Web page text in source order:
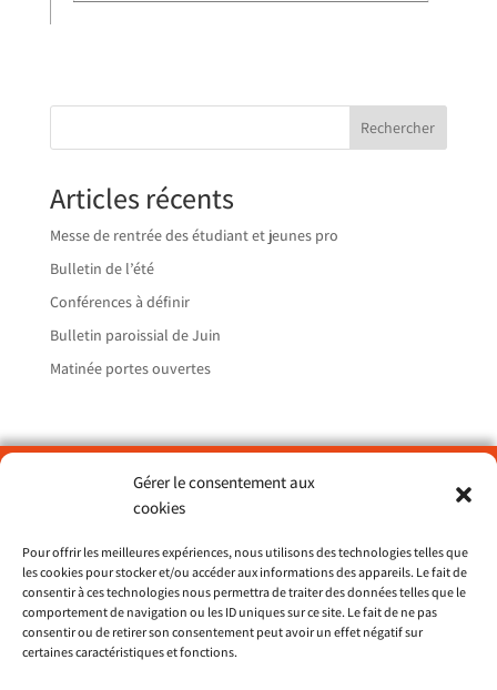
Gérer le consentement aux
cookies
Pour offrir les meilleures expériences, nous utilisons des technologies telles que
les cookies pour stocker et/ou accéder aux informations des appareils. Le fait de
consentir à ces technologies nous permettra de traiter des données telles que le
comportement de navigation ou les ID uniques sur ce site. Le fait de ne pas
consentir ou de retirer son consentement peut avoir un effet négatif sur
certaines caractéristiques et fonctions.
Rechercher
Articles récents
Messe de rentrée des étudiant et jeunes pro
Bulletin de l’été
Conférences à définir
Bulletin paroissial de Juin
Matinée portes ouvertes
Paroisse Sainte Catherine du Petit Port – Nantes
> St François d’Assise
> St Dominique
Site du diocèse 44